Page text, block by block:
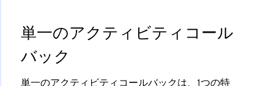
単一のアクティビティコール
バック
単一のアクティビティコールバックは、1つの特